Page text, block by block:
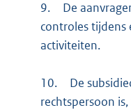
9.
De
controles tijdens
activiteiten.
10.
De
rechtspersoon